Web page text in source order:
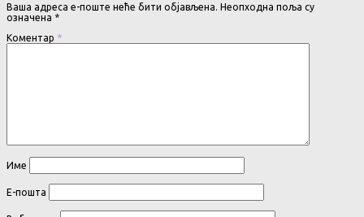
Ваша адреса е-поште неће бити објављена. Неопходна поља су
означена *
Коментар *
Име
Е-пошта